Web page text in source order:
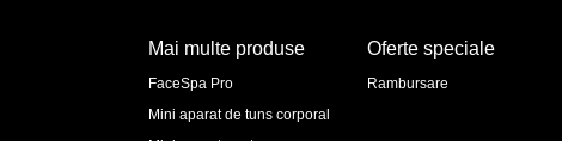
Mai multe produse
FaceSpa Pro
Mini aparat de tuns corporal
Oferte speciale
Rambursare